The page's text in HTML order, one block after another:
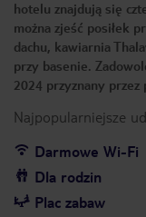
hotelu znajdują się
można zjeść posiłek
dachu, kawiarnia
przy basenie.
2024 przyznany
Najpopularniejsze
Darmowe Wi-Fi
Dla rodzin
Plac zabaw